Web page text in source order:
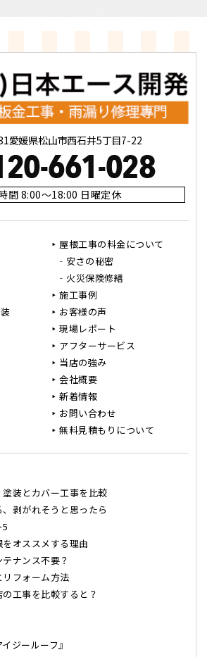
愛媛県松山市西石井5丁目7-22
間 8:00～18:00 日曜定休
屋根工事の料金について
安さの秘密
火災保険修繕
施工事例
お客様の声
現場レポート
アフターサービス
当店の強み
会社概要
新着情報
お問い合わせ
無料見積もりについて
装とカバー工事を比較
剥がれそうと思ったら
オススメする理由
ナンス不要？
フォーム方法
工事を比較すると？
ジールーフ』